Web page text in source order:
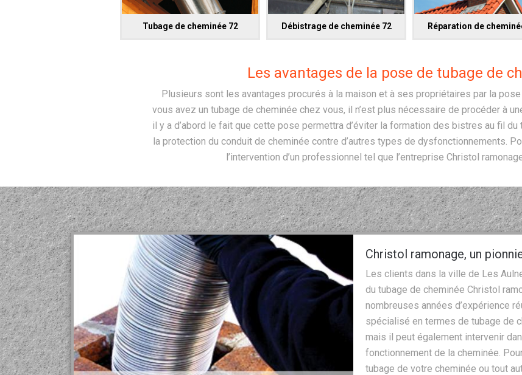
Tubage de cheminée 72 Débistrage de cheminée 72 Réparation de
Les avantages de la pose de tubage de
Plusieurs sont les avantages procurés à la maison et à ses propriétaires par la
vous avez un tubage de cheminée chez vous, il n’est plus nécessaire de procéder à
il y a d’abord le fait que cette pose permettra d’éviter la formation des bistres au fil
la protection du conduit de cheminée contre d’autres types de dysfonctionnements.
l’intervention d’un professionnel tel que l’entreprise Christol
Christol ramonage, un
Les clients dans la ville de Les
du tubage de cheminée Christol
nombreuses années d’expérience
spécialisé en termes de tubage de
mais il peut également intervenir
fonctionnement de la cheminée.
tubage de votre cheminée ou tout